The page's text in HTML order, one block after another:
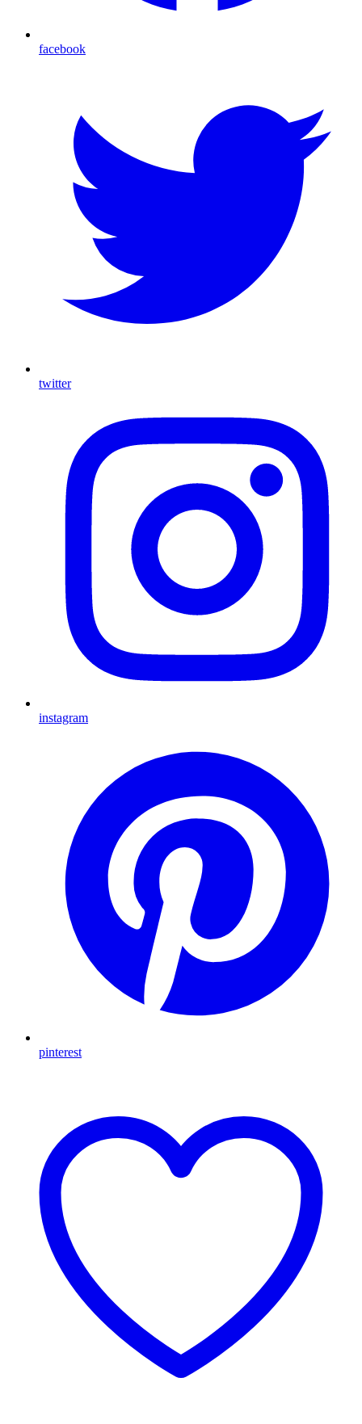
facebook
twitter
instagram
pinterest